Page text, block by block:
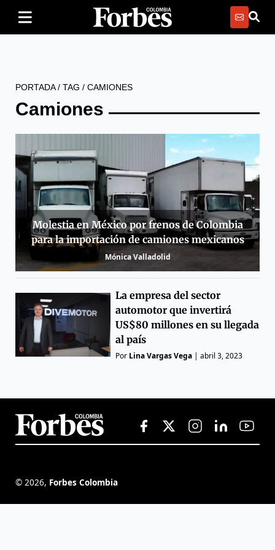
PORTADA/ TAG / CAMIONES
Camiones
Molestia en México por frenos de Colombia
para la importación de camiones mexicanos
Mónica Valladolid
La empresa del sector
automotor que invertirá
US$80 millones en su llegada
al país
Por Lina Vargas Vega |abril 3, 2023
© 2026, Forbes Colombia